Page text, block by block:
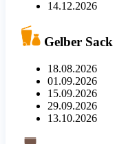
14.12.2026
Gelber Sack
18.08.2026
01.09.2026
15.09.2026
29.09.2026
13.10.2026